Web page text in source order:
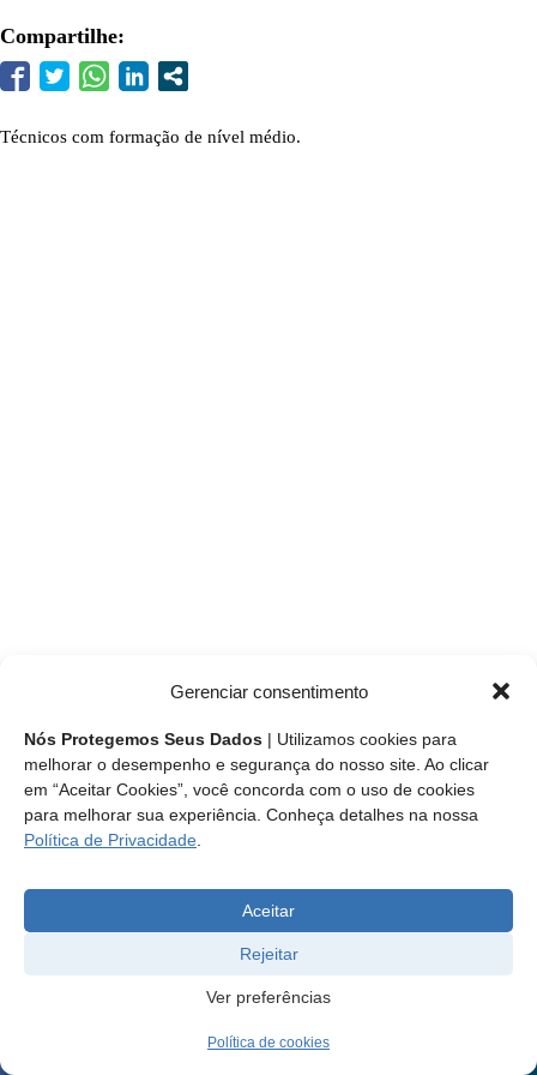
Gerenciar consentimento
Nós Protegemos Seus Dados | Utilizamos cookies para
melhorar o desempenho e segurança do nosso site. Ao clicar
em “Aceitar Cookies”, você concorda com o uso de cookies
para melhorar sua experiência. Conheça detalhes na nossa
Política de Privacidade
Aceitar
Rejeitar
Ver preferências
Política de cookies
Compartilhe:
Técnicos com formação de nível médio.